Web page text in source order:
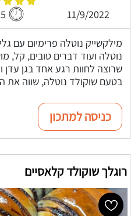
11/9/2022 5 דקות
מילקשייק נוטלה פרימיום עם
נוטלה ועוד דברים טובים, קל,
שרוצה לחוות רגע אחד בגן עדן
בטעם שוקולד נוטלה, שווה את
כניסה למתכון
רוגלך שוקולד קלאסיים